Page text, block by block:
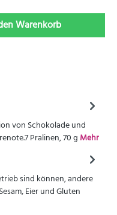
Warenkorb
von Schokolade und
Pralinen, 70 g Mehr
sind können, andere
Eier und Gluten